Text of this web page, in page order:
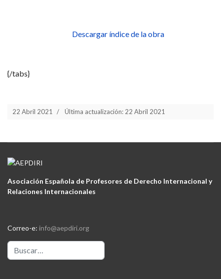
Descargar índice de la obra
{/tabs}
22 Abril 2021 Última actualización: 22 Abril 2021
Asociación Española de Profesores de Derecho Internacional y
Relaciones Internacionales
Correo-e: info@aepdiri.org
Buscar